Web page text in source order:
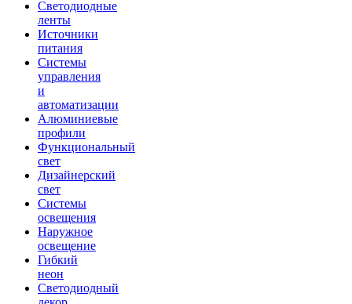
Светодиодные
ленты
Источники
питания
Системы
управления
и
автоматизации
Алюминиевые
профили
Функциональный
свет
Дизайнерский
свет
Системы
освещения
Наружное
освещение
Гибкий
неон
Светодиодный